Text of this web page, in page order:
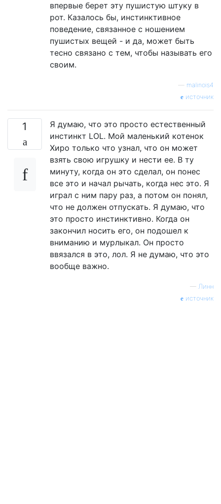
впервые берет эту пушистую штуку в
рот. Казалось бы, инстинктивное
поведение, связанное с ношением
пушистых вещей - и да, может быть
тесно связано с тем, чтобы называть его
своим.
malinois4
источник
1
Я думаю, что это просто естественный
инстинкт LOL. Мой маленький котенок
Хиро только что узнал, что он может
взять свою игрушку и нести ее. В ту
минуту, когда он это сделал, он понес
все это и начал рычать, когда нес это. Я
играл с ним пару раз, а потом он понял,
что не должен отпускать. Я думаю, что
это просто инстинктивно. Когда он
закончил носить его, он подошел к
вниманию и мурлыкал. Он просто
ввязался в это, лол. Я не думаю, что это
вообще важно.
— Линн
источник